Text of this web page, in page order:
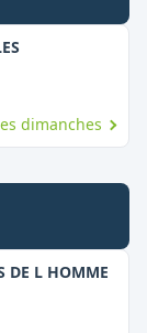
,
dimanches
DE L HOMME,